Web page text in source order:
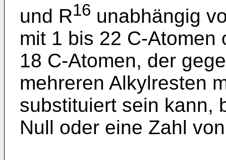
und R16 unabhängig
mit 1 bis 22 C-Atomen
18 C-Atomen, der
mehreren Alkylresten
substituiert sein kann,
Null oder eine Zahl